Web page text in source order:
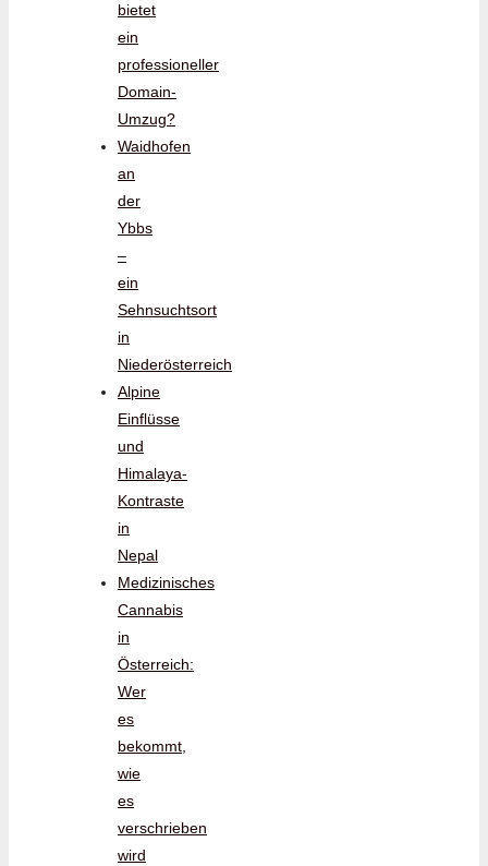
bietet
ein
professioneller
Domain-
Umzug?
Waidhofen
an
der
Ybbs
–
ein
Sehnsuchtsort
in
Niederösterreich
Alpine
Einflüsse
und
Himalaya-
Kontraste
in
Nepal
Medizinisches
Cannabis
in
Österreich:
Wer
es
bekommt,
wie
es
verschrieben
wird